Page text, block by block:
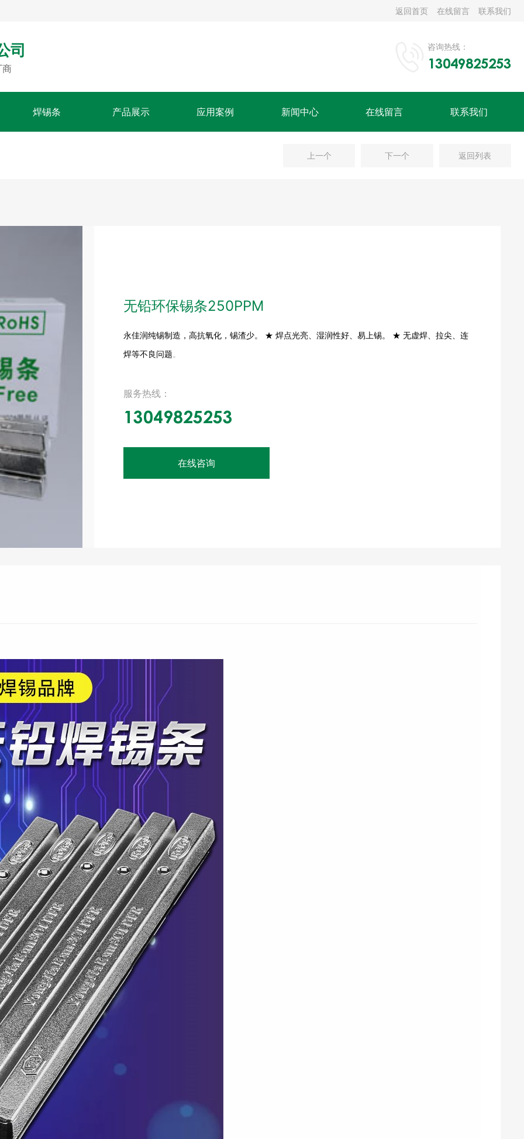
返回首页 在线留言 联系我们
司
商
咨询热线：
13049825253
焊锡条 产品展示 应用案例 新闻中心 在线留言 联系我们
上一个 下一个 返回列表
无铅环保锡条250PPM
永佳润纯锡制造，高抗氧化，锡渣少。 ★ 焊点光亮、湿润性好、易上锡。 ★ 无虚焊、拉尖、连
焊等不良问题 。
服务热线：
13049825253
在线咨询